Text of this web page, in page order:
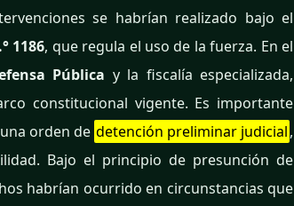
se habrían realizado bajo el
1186, que regula el uso de la fuerza. En el
Pública y la fiscalía especializada,
constitucional vigente. Es importante
orden de detención preliminar judicial,
Bajo el principio de presunción de
habrían ocurrido en circunstancias que